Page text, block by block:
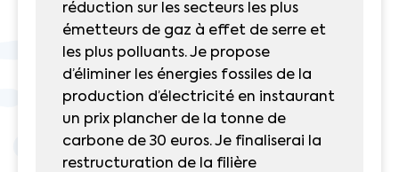
réduction sur les secteurs les plus
émetteurs de gaz à effet de serre et
les plus polluants. Je propose
d’éliminer les énergies fossiles de la
production d’électricité en instaurant
un prix plancher de la tonne de
carbone de 30 euros. Je finaliserai la
restructuration de la filière